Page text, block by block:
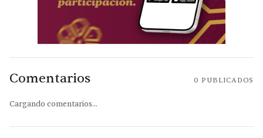
Comentarios 0 PUBLICADOS
Cargando comentarios...